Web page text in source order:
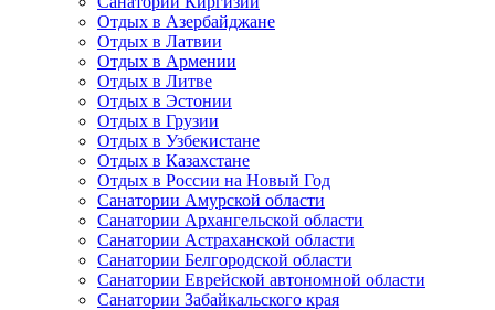
Отдых в Азербайджане
Отдых в Латвии
Отдых в Армении
Отдых в Литве
Отдых в Эстонии
Отдых в Грузии
Отдых в Узбекистане
Отдых в Казахстане
Отдых в России на Новый Год
Санатории Амурской области
Санатории Архангельской области
Санатории Астраханской области
Санатории Белгородской области
Санатории Еврейской автономной области
Санатории Забайкальского края